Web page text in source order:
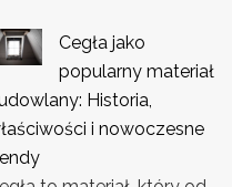
Cegła jako
popularny materiał
Historia,
i nowoczesne